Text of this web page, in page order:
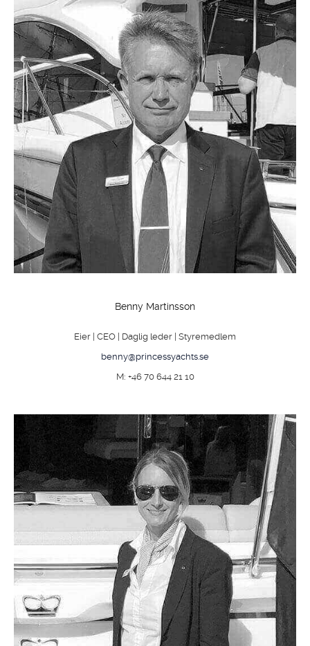
Benny Martinsson
Eier | CEO | Daglig leder | Styremedlem
benny@princessyachts.se
M: +46 70 644 21 10